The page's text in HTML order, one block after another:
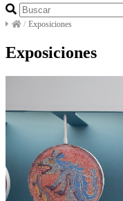
/ Exposiciones
Exposiciones